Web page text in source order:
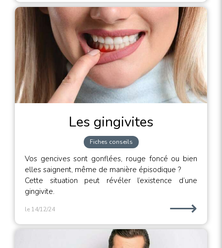
Les gingivites
Fiches conseils
Vos gencives sont gonflées, rouge foncé ou bien
elles saignent, même de manière épisodique ?
Cette situation peut révéler l’existence d’une
gingivite.
le 14/12/24 ⟶